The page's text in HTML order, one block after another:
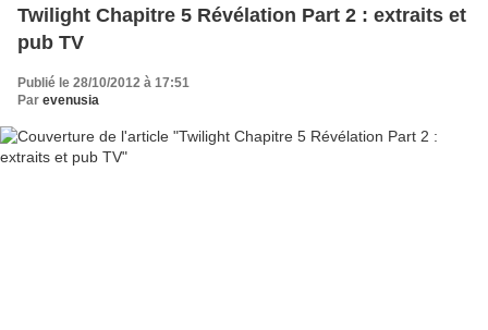
Twilight Chapitre 5 Révélation Part 2 : extraits et
pub TV
Publié le 28/10/2012 à 17:51
Par evenusia